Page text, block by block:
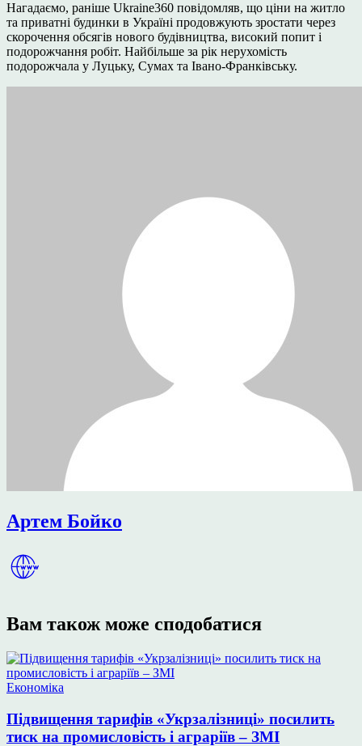
Нагадаємо, раніше Ukraine360 повідомляв, що ціни на житло
та приватні будинки в Україні продовжують зростати через
скорочення обсягів нового будівництва, високий попит і
подорожчання робіт. Найбільше за рік нерухомість
подорожчала у Луцьку, Сумах та Івано-Франківську.
Артем Бойко
Вам також може сподобатися
Опублікувати
Економіка
Підвищення тарифів «Укрзалізниці» посилить
тиск на промисловість і аграріїв – ЗМІ